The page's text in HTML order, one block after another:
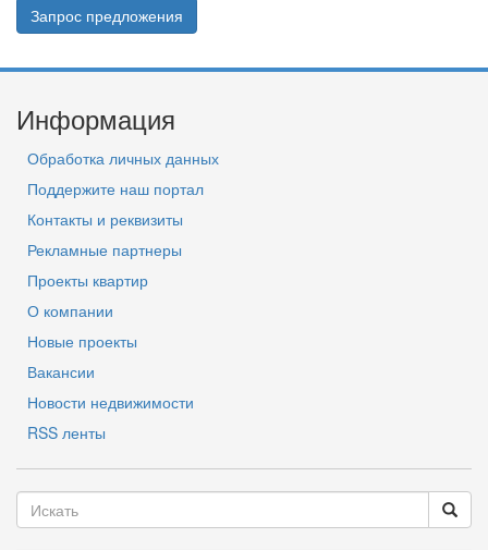
Запрос предложения
Информация
Обработка личных данных
Поддержите наш портал
Контакты и реквизиты
Рекламные партнеры
Проекты квартир
О компании
Новые проекты
Вакансии
Новости недвижимости
RSS ленты